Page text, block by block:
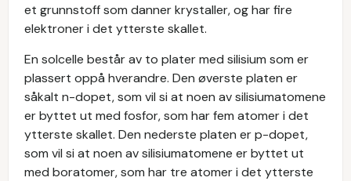
et grunnstoff som danner krystaller, og har fire
elektroner i det ytterste skallet.
En solcelle består av to plater med silisium som er
plassert oppå hverandre. Den øverste platen er
såkalt n-dopet, som vil si at noen av silisiumatomene
er byttet ut med fosfor, som har fem atomer i det
ytterste skallet. Den nederste platen er p-dopet,
som vil si at noen av silisiumatomene er byttet ut
med boratomer, som har tre atomer i det ytterste